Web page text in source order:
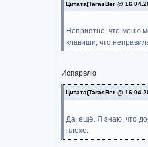
Цитата(TarasBer @
Неприятно, что меню
клавиши, что
Испарвлю
Цитата(TarasBer @
Да, ещё. Я знаю, что
плохо.